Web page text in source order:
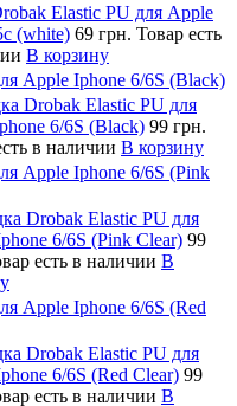
Elastic PU для Apple
(white) 69 грн. Товар есть
В корзину
Apple Iphone 6/6S (Black)
Drobak Elastic PU для
6/6S (Black) 99 грн.
в наличии В корзину
Apple Iphone 6/6S (Pink
Drobak Elastic PU для
6/6S (Pink Clear) 99
есть в наличии В
Apple Iphone 6/6S (Red
Drobak Elastic PU для
6/6S (Red Clear) 99
есть в наличии В